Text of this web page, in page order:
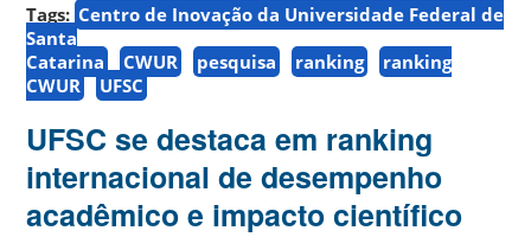
Tags: Centro de Inovação da Universidade Federal de
Santa
Catarina
CWUR pesquisa ranking
ranking
CWUR
UFSC
UFSC se destaca em ranking
internacional de desempenho
acadêmico e impacto científico